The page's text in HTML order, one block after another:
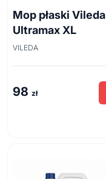
Mop płaski Vileda
Ultramax XL
VILEDA
98 zł